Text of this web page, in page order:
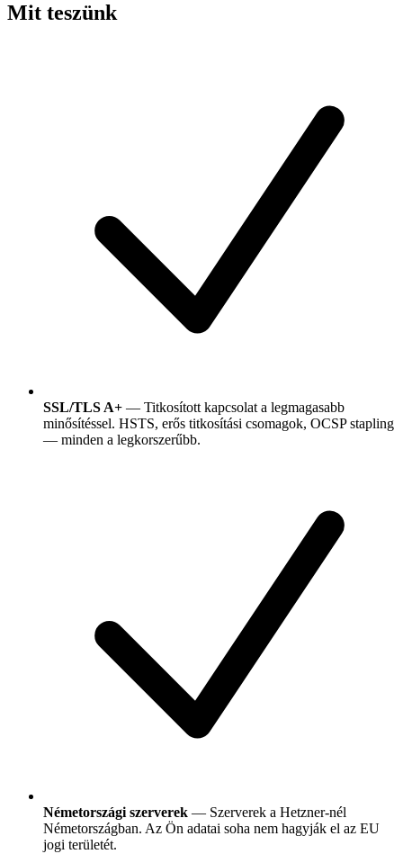
Mit teszünk
SSL/TLS A+ — Titkosított kapcsolat a legmagasabb
minősítéssel. HSTS, erős titkosítási csomagok, OCSP stapling
— minden a legkorszerűbb.
Németországi szerverek — Szerverek a Hetzner-nél
Németországban. Az Ön adatai soha nem hagyják el az EU
jogi területét.